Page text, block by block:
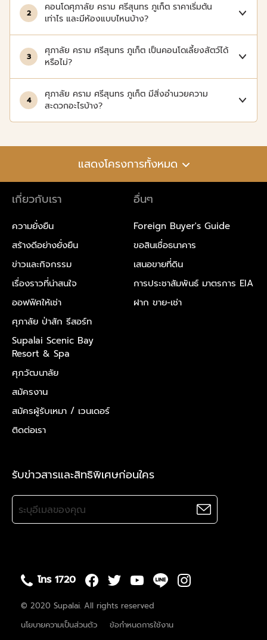
2
คอนโดศุภาลัย คราม ศรีสุนทร ภูเก็ต ราคาเริ่มต้น
เท่าไร และมีห้องแบบไหนบ้าง?
3
ศุภาลัย คราม ศรีสุนทร ภูเก็ต เป็นคอนโดเลี้ยงสัตว์ได้
หรือไม่?
4
ศุภาลัย คราม ศรีสุนทร ภูเก็ต มีสิ่งอำนวยความ
สะดวกอะไรบ้าง?
แสดงโครงการทั้งหมด
เกี่ยวกับเรา
ความยั่งยืน
สร้างดีอย่างยั่งยืน
ข่าวและกิจกรรม
เรื่องราวที่น่าสนใจ
ออฟฟิศให้เช่า
ศุภาลัย ป่าสัก รีสอร์ท
Supalai Scenic Bay
Resort & Spa
ศุภวัฒนาลัย
สมัครงาน
สมัครผู้รับเหมา / เวนเดอร์
ติดต่อเรา
อื่นๆ
Foreign Buyer's Guide
ขอสินเชื่อธนาคาร
เสนอขายที่ดิน
การประชาสัมพันธ์ มาตรการ EIA
ฝาก ขาย-เช่า
รับข่าวสารและสิทธิพิเศษก่อนใคร
โทร 1720
© 2020 Supalai. All rights reserved
นโยบายความเป็นส่วนตัว
ข้อกำหนดการใช้งาน